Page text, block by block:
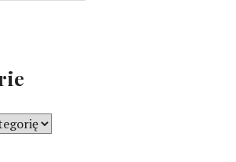
bez podatków